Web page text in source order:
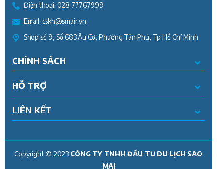
Điện thoại: 028 77767999
Email: cskh@smair.vn
Shop số 9, Số 683 Âu Cơ, Phường Tân Phú, Tp Hồ Chí Minh
CHÍNH SÁCH
HỖ TRỢ
LIÊN KẾT
Copyright © 2023 CÔNG TY TNHH ĐẦU TƯ DU LỊCH SAO
MAI